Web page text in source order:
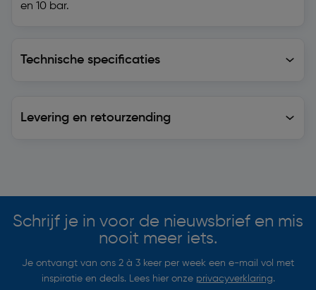
en 10 bar.
Technische specificaties
Levering en retourzending
Schrijf je in voor de nieuwsbrief en mis
nooit meer iets.
Je ontvangt van ons 2 à 3 keer per week een e-mail vol met
inspiratie en deals. Lees hier onze privacyverklaring.